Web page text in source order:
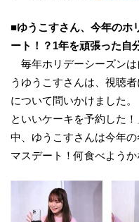
■ゆうこすさん、今年のホ
ート！？1年を頑張った自
毎年ホリデーシーズンは
うゆうこすさんは、視聴
について問いかけました
といいケーキを予約した
中、ゆうこすさんは今年
マスデート！何食べようか